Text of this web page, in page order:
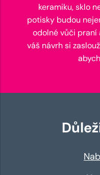
keramiku, sklo
potisky budou
odolné vůči praní
váš návrh si